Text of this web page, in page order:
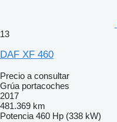
13
DAF XF 460
Precio a consultar
Grúa portacoches
2017
481.369 km
Potencia 460 Hp (338 kW)